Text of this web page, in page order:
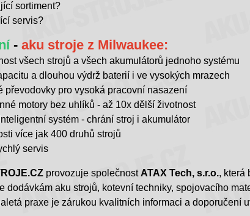
sortiment?
servis?
-aku stroje z Milwaukee:
všech strojů a všech akumulátorů jednoho systému
a dlouhou výdrž baterií i ve vysokých mrazech
převodovky pro vysoká pracovní nasazení
motory bez uhlíků - až 10x dělší životnost
systém - chrání stroj i akumulátor
více jak 400 druhů strojů
servis
provozuje společnost ATAX Tech, s.r.o., která
dodávkám aku strojů, kotevní techniky, spojovacího
praxe je zárukou kvalitních informaci a doporučení